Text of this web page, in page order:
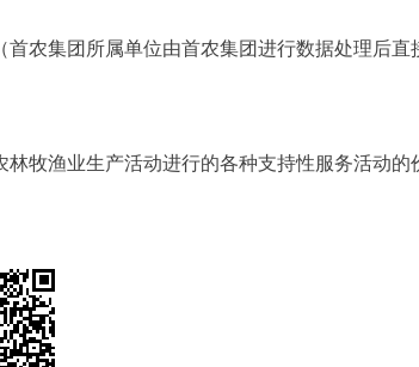
集团所属单位由首农集团进行数据处理后直
渔业生产活动进行的各种支持性服务活动的